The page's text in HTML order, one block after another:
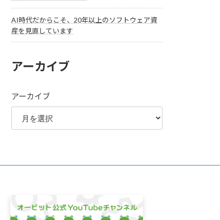
AI時代だからこそ、20年以上のソフトウェア資
産を見直しています
アーカイブ
アーカイブ